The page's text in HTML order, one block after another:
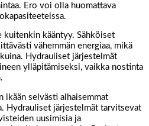
Ero voi olla huomattava
kuitenkin kääntyy. Sähköiset
vähemmän energiaa, mikä
Hydrauliset järjestelmät
ylläpitämiseksi, vaikka nostinta
ikään selvästi alhaisemmat
Hydrauliset järjestelmät tarvitsevat
uusimisia ja